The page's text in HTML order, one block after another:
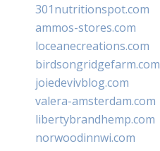
301nutritionspot.com
ammos-stores.com
loceanecreations.com
birdsongridgefarm.com
joiedevivblog.com
valera-amsterdam.com
libertybrandhemp.com
norwoodinnwi.com